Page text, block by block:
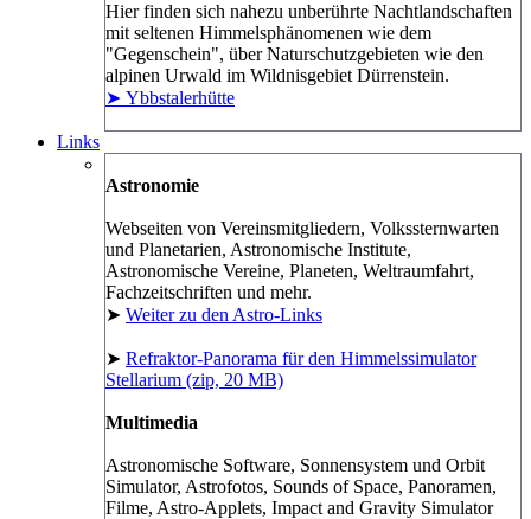
Hier finden sich nahezu unberührte Nachtlandschaften
mit seltenen Himmelsphänomenen wie dem
"Gegenschein", über Naturschutzgebieten wie den
alpinen Urwald im Wildnisgebiet Dürrenstein.
➤ Ybbstalerhütte
Links
Astronomie
Webseiten von Vereinsmitgliedern, Volkssternwarten
und Planetarien, Astronomische Institute,
Astronomische Vereine, Planeten, Weltraumfahrt,
Fachzeitschriften und mehr.
➤ Weiter zu den Astro-Links
➤ Refraktor-Panorama für den Himmelssimulator
Stellarium (zip, 20 MB)
Multimedia
Astronomische Software, Sonnensystem und Orbit
Simulator, Astrofotos, Sounds of Space, Panoramen,
Filme, Astro-Applets, Impact and Gravity Simulator